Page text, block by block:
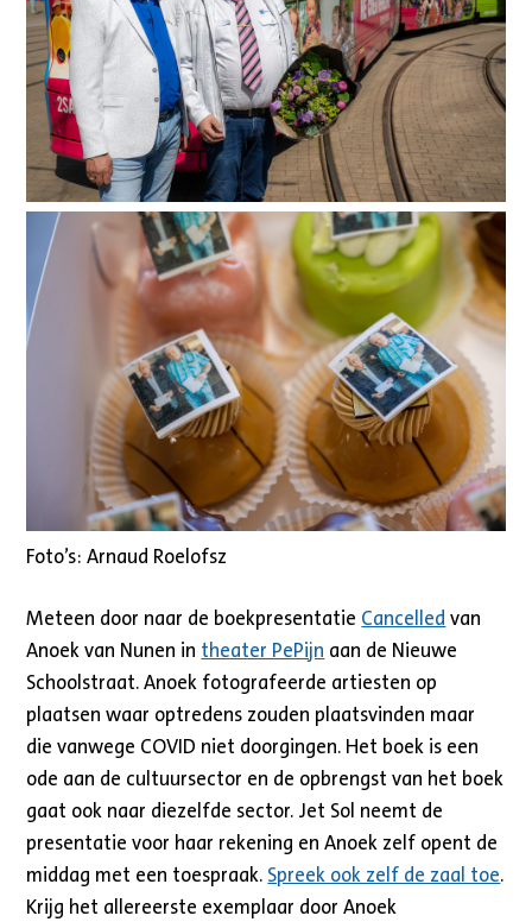
Foto’s: Arnaud Roelofsz
Meteen door naar de boekpresentatie Cancelled van
Anoek van Nunen in theater PePijn aan de Nieuwe
Schoolstraat. Anoek fotografeerde artiesten op
plaatsen waar optredens zouden plaatsvinden maar
die vanwege COVID niet doorgingen. Het boek is een
ode aan de cultuursector en de opbrengst van het boek
gaat ook naar diezelfde sector. Jet Sol neemt de
presentatie voor haar rekening en Anoek zelf opent de
middag met een toespraak. Spreek ook zelf de zaal toe.
Krijg het allereerste exemplaar door Anoek